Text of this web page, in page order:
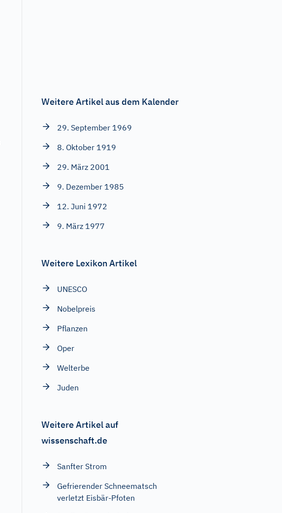
Weitere Artikel aus dem Kalender
29. September 1969
8. Oktober 1919
29. März 2001
9. Dezember 1985
12. Juni 1972
9. März 1977
Weitere Lexikon Artikel
UNESCO
Nobelpreis
Pflanzen
Oper
Welterbe
Juden
Weitere Artikel auf
wissenschaft.de
Sanfter Strom
Gefrierender Schneematsch
verletzt Eisbär-Pfoten